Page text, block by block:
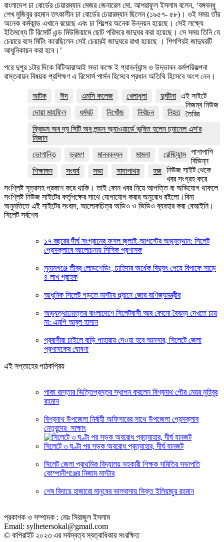
বাংলাদেশ চা বোর্ডের চেয়ারম্যান মেজর জেনারেল মো. আশরাফুল ইসলাম বলেন, ‘বঙ্গবন্ধু
শেখ মুজিবুর রহমান তৎকালীন চা বোর্ডের চেয়ারম্যান ছিলেন (১৯৫৭- ৫৮)। ওই সময় তাঁর
অনেক কর্মকান্ড এখানে রয়েছে এবং চা শিল্পের অনেক উন্নয়ন হয়েছে। সেই লক্ষ্যে
ইতিমধ্যে টি রিসোর্ট এন্ড মিউজিয়ামে ছোট পরিসরে জাদুঘর করা হয়েছে। সে সময় তিনি যে
চেয়ারে বসে মিটিং করেছিলেন সেই চেয়ারই জাদুঘরে রাখা হয়েছে । শিগগিরই জাদুঘরটি
আধুনিকায়ন করা হবে।’
পরে দুপুর ১টার দিকে বিটিআরাআই সভা কক্ষে ই গ্যাভর্ন্যান্স ও উদ্ভাবন কর্মপরিকল্পনা
বাস্তবায়ন বিষয়ক প্রশিক্ষণ এ রিসোর্স পার্সন হিসেবে প্রধান অতিথি হিসেবে অংশ নেন।
আটক ঈদ এমসি কলেজ খেলাধুলা
দুর্ঘটনা
দোয়া মাহফিল
ধর্মঘট নিখোঁজ নির্বাচন
নিহত
ফ্রিডম অব দ্য সিটি অব লন্ডন অ্যাওয়ার্ডে ভূষিত হলেন চ্যানেল এস'র
মিজান
ভোগান্তি
ভ্রমণ মানববন্ধন মামলা
রেমিট্যান্স
শিক্ষাঙ্গন
সংঘর্ষ সভা সাদাপাথর হজ
এই সাইটে
নিজম্ব নিউজ
তৈরির
পাশাপাশি
বিভিন্ন
নিউজ সাইট থেকে
খবর সংগ্রহ করে
সংশ্লিষ্ট সূত্রসহ প্রকাশ করে থাকি। তাই কোন খবর নিয়ে আপত্তি বা অভিযোগ থাকলে
সংশ্লিষ্ট নিউজ সাইটের কর্তৃপক্ষের সাথে যোগাযোগ করার অনুরোধ রইলো।বিনা
অনুমতিতে এই সাইটের সংবাদ, আলোকচিত্র অডিও ও ভিডিও ব্যবহার করা বেআইনি।
সিলেট সর্বশেষ
১৭ বছরের দীর্ঘ সংগ্রামের ফসল জুলাই-আগস্টের অভ্যুত্থান: সিলেট
প্রেসক্লাবে আলোচনায় সিসিক প্রশাসক
সুনামগঞ্জে তীব্র লোডশেডিং, চাহিদার অর্ধেক বিদ্যুৎ পেয়ে বিপাকে সাড়ে
৪ লাখ গ্রাহক
আধুনিক সিলেট গড়তে মাস্টার প্ল্যানে জোর বাণিজ্যমন্ত্রীর
অভ্যুত্থানোত্তর বাংলাদেশে সিলেটবাসী আর কোনো বৈষম্য দেখতে চায়
না: এমপি আবুল হাসান
প্রবাসীরা চাইলে বাড়ি পাহারায় দেওয়া হবে আনসার, সিলেটে জেলা
প্রশাসকের ঘোষণা
এই সপ্তাহের পাঠকপ্রিয়
পাকা রাস্তার ভিত্তিপ্রস্তর স্থাপন করলেন বিশ্বনাথ পৌর মেয়র মুহিবুর
রহমান
বিশ্বনাথ উপজেলা নির্বাহী অফিসারের সাথে উপজেলা প্রেসক্লাব
নেতৃবৃন্দের সাক্ষাৎ
সিলেটে ৩ ঘণ্টা পর সড়ক অবরোধ প্রত্যাহার, দীর্ঘ যানজট
সিলেট জেলা প্রাথমিক বিদ্যালয় সহকারী শিক্ষক সমিতির সভাপতি
কোম্পানীগঞ্জের নিজাম মাস্টার
শেষ বিদায়ে হাজারো মানুষের ভালবাসায় সিক্ত ইলিয়াছুর রহমান
প্রকাশক ও সম্পাদক : মোঃ সিরাজুল ইসলাম
Email: sylhetersokal@gmail.com
© কপিরাইট ২০২৩ এর সর্বস্বত্ব স্বত্বাধিকার সংরক্ষিত